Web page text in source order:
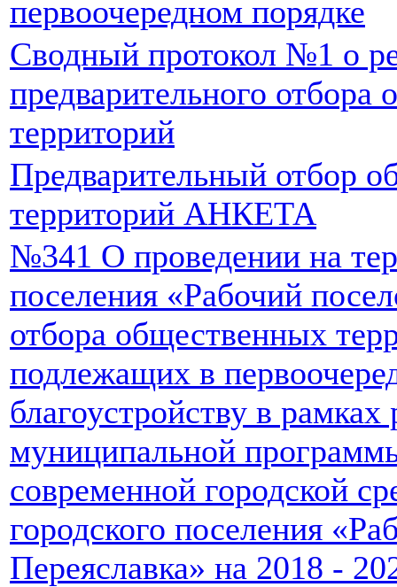
первоочередном порядке
Сводный протокол №1 о
предварительного отбора
территорий
Предварительный отбор
территорий АНКЕТА
№341 О проведении на
поселения «Рабочий
отбора общественных
подлежащих в
благоустройству в рамках
муниципальной
современной городской
городского поселения
Переяславка» на 2018 -